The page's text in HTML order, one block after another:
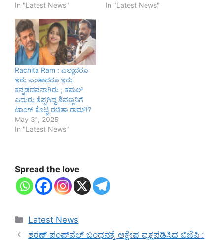
In "Latest News"
In "Latest News"
Rachita Ram : ಎಲ್ಲಾದರೂ
ಇರು ಎಂತಾದರೂ ಇರು
ಕನ್ನಡದವನಾಗಿರು ; ಕಮಲ್
ಎದುರು ತೆಪ್ಪಗಿದ್ದ ಶಿವಣ್ಣನಿಗೆ
ಟಾಂಗ್ ಕೊಟ್ಟ ರಚಿತಾ ರಾಮ್!?
May 31, 2025
In "Latest News"
Spread the love
Categories
Latest News
ಶರಣ್ ಪಂಪ್‌ವೆಲ್ ಬಂಧನಕ್ಕೆ ಆಕ್ಷೇಪ ವ್ಯಕ್ತಪಡಿಸಿದ ಬಿಜೆಪಿ :